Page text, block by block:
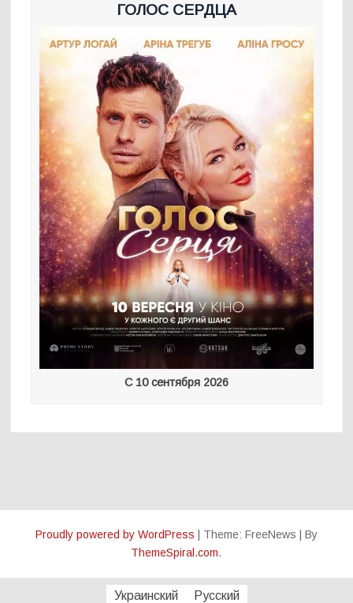
ГОЛОС СЕРДЦА
С 10 сентября 2026
Proudly powered by WordPress Theme: FreeNews
By
ThemeSpiral.com.
Украинский Русский